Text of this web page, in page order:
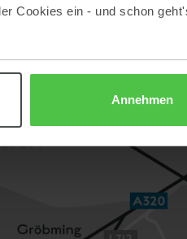
Cookies ein - und schon
Annehmen